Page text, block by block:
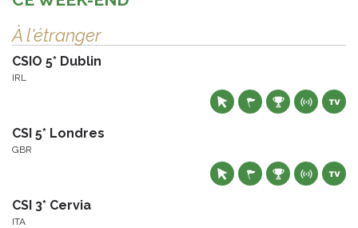
À l'étranger
CSIO 5* Dublin
IRL
CSI 5* Londres
GBR
CSI 3* Cervia
ITA